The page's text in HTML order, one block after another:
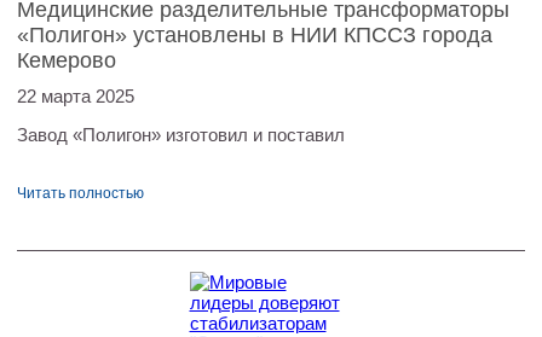
Медицинские разделительные трансформаторы
«Полигон» установлены в НИИ КПССЗ города
Кемерово
22 марта 2025
Завод «Полигон» изготовил и поставил
Читать полностью